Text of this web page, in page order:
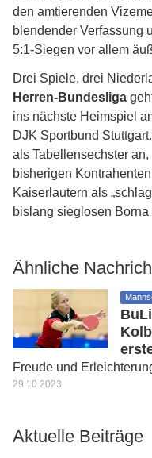
den amtierenden
blendender Verfassung
5:1-Siegen vor allem
Drei Spiele, drei
Herren-Bundesliga
ins nächste Heimspiel
DJK Sportbund
als Tabellensechster
bisherigen
Kaiserlautern als
bislang sieglosen
Ähnliche
Freude und
29.10.2023
Aktuelle Beiträge